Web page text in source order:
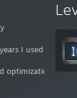
I used a
optimization